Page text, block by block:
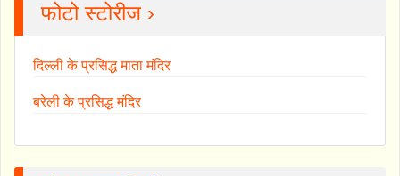
फोटो स्टोरीज ›
दिल्ली के प्रसिद्ध माता मंदिर
बरेली के प्रसिद्ध मंदिर